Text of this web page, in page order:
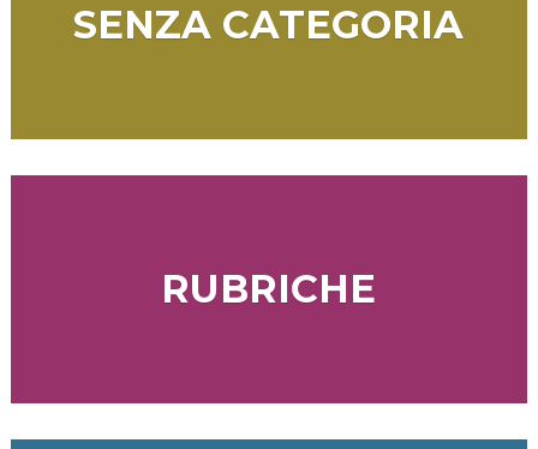
SENZA CATEGORIA
RUBRICHE